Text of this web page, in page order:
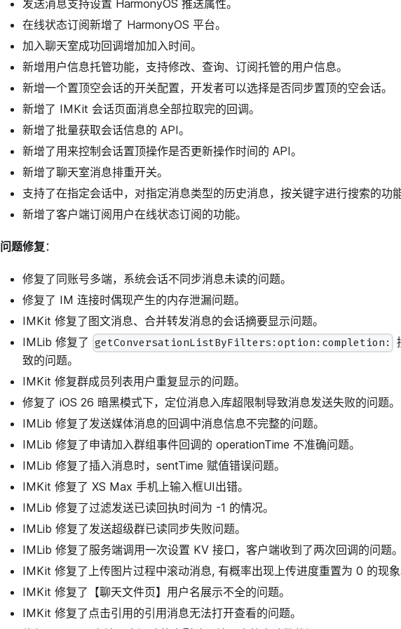
发送消息支持设置 HarmonyOS 推送属性。
在线状态订阅新增了 HarmonyOS 平台。
加入聊天室成功回调增加加入时间。
新增用户信息托管功能，支持修改、查询、订阅托管的用户信息。
新增一个置顶空会话的开关配置，开发者可以选择是否同步置顶的空会话。
新增了 IMKit 会话页面消息全部拉取完的回调。
新增了批量获取会话信息的 API。
新增了用来控制会话置顶操作是否更新操作时间的 API。
新增了聊天室消息排重开关。
支持了在指定会话中，对指定消息类型的历史消息，按关键字进行搜索的功
新增了客户端订阅用户在线状态订阅的功能。
问题修复 ：
修复了同账号多端，系统会话不同步消息未读的问题。
修复了 IM 连接时偶现产生的内存泄漏问题。
IMKit 修复了图文消息、合并转发消息的会话摘要显示问题。
IMLib 修复了 getConversationListByFilters:option:completion:
致的问题。
IMKit 修复群成员列表用户重复显示的问题。
修复了 iOS 26 暗黑模式下，定位消息入库超限制导致消息发送失败的问题。
IMLib 修复了发送媒体消息的回调中消息信息不完整的问题。
IMLib 修复了申请加入群组事件回调的 operationTime 不准确问题。
IMLib 修复了插入消息时，sentTime 赋值错误问题。
IMKit 修复了 XS Max 手机上输入框UI出错。
IMLib 修复了过滤发送已读回执时间为 -1 的情况。
IMLib 修复了发送超级群已读同步失败问题。
IMLib 修复了服务端调用一次设置 KV 接口，客户端收到了两次回调的问题
IMKit 修复了上传图片过程中滚动消息, 有概率出现上传进度重置为 0 的现
IMKit 修复了【聊天文件页】用户名展示不全的问题。
IMKit 修复了点击引用的引用消息无法打开查看的问题。